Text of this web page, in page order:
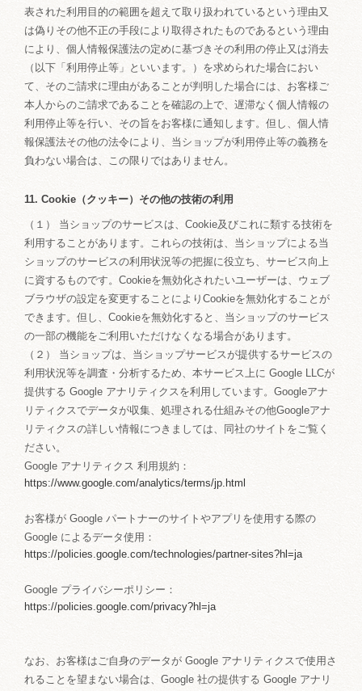
表された利用目的の範囲を超えて取り扱われているという理由又
は偽りその他不正の手段により取得されたものであるという理由
により、個人情報保護法の定めに基づきその利用の停止又は消去
（以下「利用停止等」といいます。）を求められた場合におい
て、そのご請求に理由があることが判明した場合には、お客様ご
本人からのご請求であることを確認の上で、遅滞なく個人情報の
利用停止等を行い、その旨をお客様に通知します。但し、個人情
報保護法その他の法令により、当ショップが利用停止等の義務を
負わない場合は、この限りではありません。
11. Cookie（クッキー）その他の技術の利用
（１） 当ショップのサービスは、Cookie及びこれに類する技術を
利用することがあります。これらの技術は、当ショップによる当
ショップのサービスの利用状況等の把握に役立ち、サービス向上
に資するものです。Cookieを無効化されたいユーザーは、ウェブ
ブラウザの設定を変更することによりCookieを無効化することが
できます。但し、Cookieを無効化すると、当ショップのサービス
の一部の機能をご利用いただけなくなる場合があります。
（２） 当ショップは、当ショップサービスが提供するサービスの
利用状況等を調査・分析するため、本サービス上に Google LLCが
提供する Google アナリティクスを利用しています。Googleアナ
リティクスでデータが収集、処理される仕組みその他Googleアナ
リティクスの詳しい情報につきましては、同社のサイトをご覧く
ださい。
Google アナリティクス 利用規約：
https://www.google.com/analytics/terms/jp.html
お客様が Google パートナーのサイトやアプリを使用する際の
Google によるデータ使用：
https://policies.google.com/technologies/partner-sites?hl=ja
Google プライバシーポリシー：
https://policies.google.com/privacy?hl=ja
なお、お客様はご自身のデータが Google アナリティクスで使用さ
れることを望まない場合は、Google 社の提供する Google アナリ